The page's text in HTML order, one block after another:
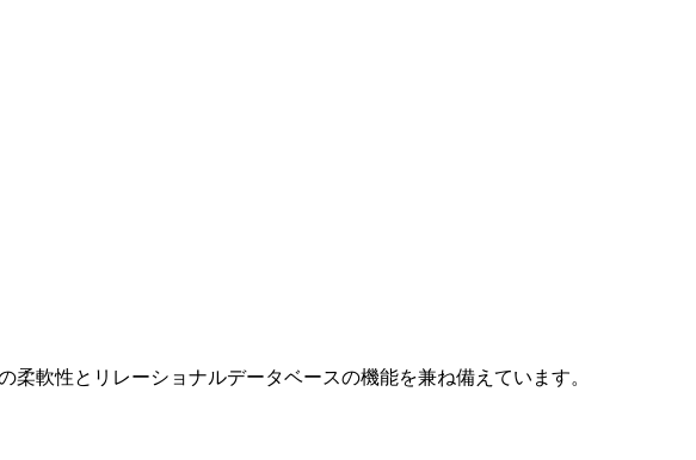
軟性とリレーショナルデータベースの機能を兼ね備えています。